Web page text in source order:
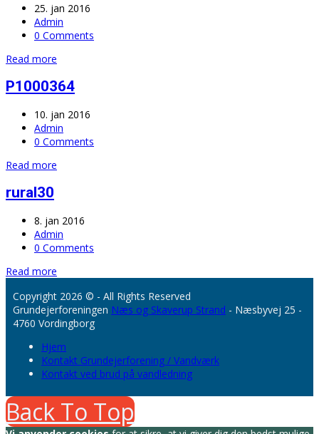
25. jan 2016
Admin
0 Comments
Read more
P1000364
10. jan 2016
Admin
0 Comments
Read more
rural30
8. jan 2016
Admin
0 Comments
Read more
Copyright 2026 © - All Rights Reserved
Grundejerforeningen Næs og Skaverup Strand - Næsbyvej 25 -
4760 Vordingborg
Hjem
Kontakt Grundejerforening / Vandværk
Kontakt ved brud på vandledning
Back To Top